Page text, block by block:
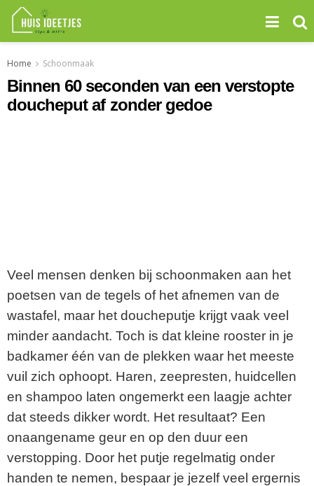
Home Schoonmaak
Binnen 60 seconden van een verstopte
doucheput af zonder gedoe
Veel mensen denken bij schoonmaken aan het
poetsen van de tegels of het afnemen van de
wastafel, maar het doucheputje krijgt vaak veel
minder aandacht. Toch is dat kleine rooster in je
badkamer één van de plekken waar het meeste
vuil zich ophoopt. Haren, zeepresten, huidcellen
en shampoo laten ongemerkt een laagje achter
dat steeds dikker wordt. Het resultaat? Een
onaangename geur en op den duur een
verstopping. Door het putje regelmatig onder
handen te nemen, bespaar je jezelf veel ergernis